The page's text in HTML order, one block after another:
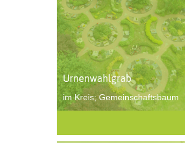
Urnenwahlgrab
im Kreis; Gemeinschaftsbaum